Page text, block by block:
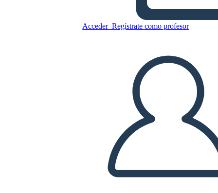
Acceder Regístrate como profesor
Estructura de Oración de
Página 1
Copie este guión gráfico
CREAR UN GUIÓN GRÁFICO
JUEGO DE DIAPOSITIVAS